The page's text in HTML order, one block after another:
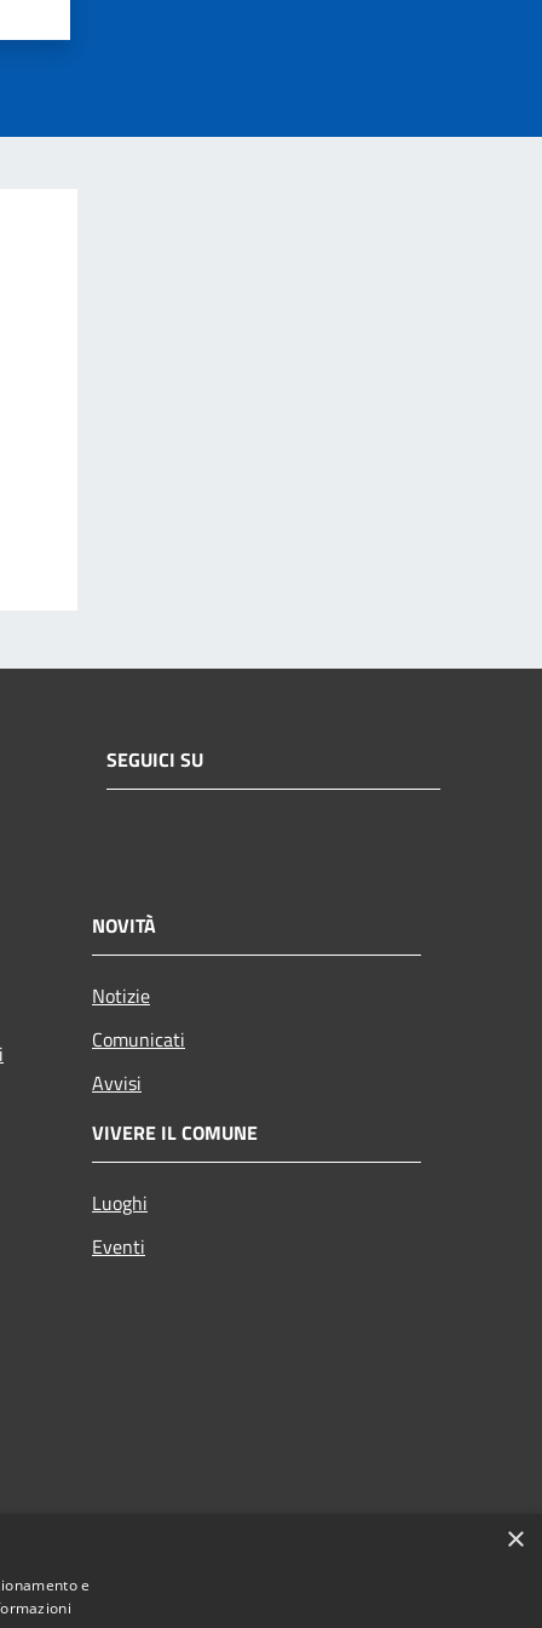
SEGUICI SU
NOVITÀ
Notizie
Comunicati
Avvisi
VIVERE IL COMUNE
Luoghi
Eventi
×
e